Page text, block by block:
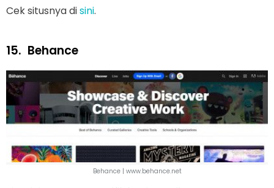
Cek situsnya disini.
15. Behance
Behance | www.behance.net